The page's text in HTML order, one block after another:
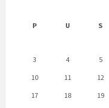
P
U S
3
4 5
10
11 12
17
18 19